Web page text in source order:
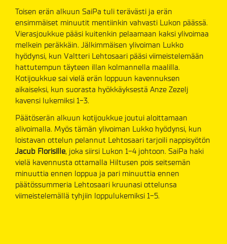
Toisen erän alkuun SaiPa tuli terävästi ja erän
ensimmäiset minuutit mentiinkin vahvasti Lukon päässä.
Vierasjoukkue pääsi kuitenkin pelaamaan kaksi ylivoimaa
melkein peräkkäin. Jälkimmäisen ylivoiman Lukko
hyödynsi, kun Valtteri Lehtosaari pääsi viimeistelemään
hattutempun täyteen illan kolmannella maalilla.
Kotijoukkue sai vielä erän loppuun kavennuksen
aikaiseksi, kun suorasta hyökkäyksestä Anze Zezelj
kavensi lukemiksi 1-3.
Päätöserän alkuun kotijoukkue joutui aloittamaan
alivoimalla. Myös tämän ylivoiman Lukko hyödynsi, kun
loistavan ottelun pelannut Lehtosaari tarjoili nappisyötön
Jacub Florisille, joka siirsi Lukon 1-4 johtoon. SaiPa haki
vielä kavennusta ottamalla Hiltusen pois seitsemän
minuuttia ennen loppua ja pari minuuttia ennen
päätössummeria Lehtosaari kruunasi ottelunsa
viimeistelemällä tyhjiin loppulukemiksi 1-5.